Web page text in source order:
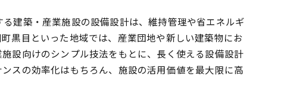
建築・産業施設の設備設計は、維持管理や省エネルギ
黒目といった地域では、産業団地や新しい建築物にお
設向けのシンプル技法をもとに、長く使える設備設計
スの効率化はもちろん、施設の活用価値を最大限に高